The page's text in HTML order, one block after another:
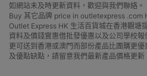
如網站未及時更新資料，歡迎與我們聯絡。
Buy 其它品牌 price in outletexpress .com
Outlet Express HK 生活百貨城在香港觀塘
資料及價錢實惠借批發優惠以及公司學校報
更可送到香港或澳門而部份產品比團購更
及優點缺點，請留意我們最新產品價格更新